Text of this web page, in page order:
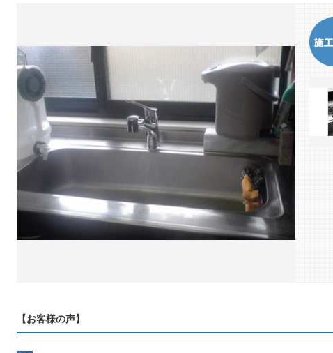
【お客様の声】